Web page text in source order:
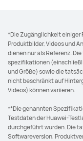
*Die Zugänglichkeit einiger
Produktbilder, Videos und
dienen nur als Referenz.
spezifikationen
und Größe) sowie die
nicht beschränkt auf
Videos) können variieren.
**Die genannten
Testdaten der Huawei-
durchgeführt wurden. Die
Softwareversion,